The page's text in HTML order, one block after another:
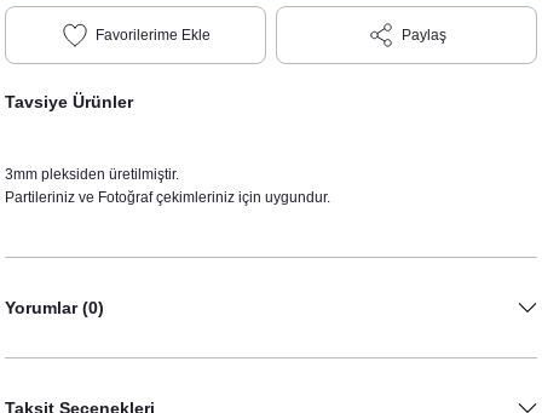
Paylaş
Tavsiye Ürünler
3mm pleksiden üretilmiştir.
Partileriniz ve Fotoğraf çekimleriniz için uygundur.
Yorumlar (0)
Taksit Seçenekleri